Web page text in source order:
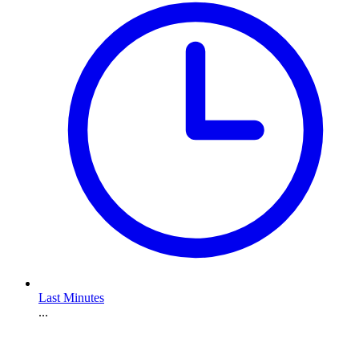
Last Minutes
...